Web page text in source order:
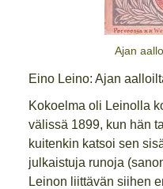
Ajan
Eino Leino: Ajan
Kokoelma oli Leinolla
välissä 1899, kun hän
kuitenkin katsoi sen
julkaistuja runoja
Leinon liittävän siihen